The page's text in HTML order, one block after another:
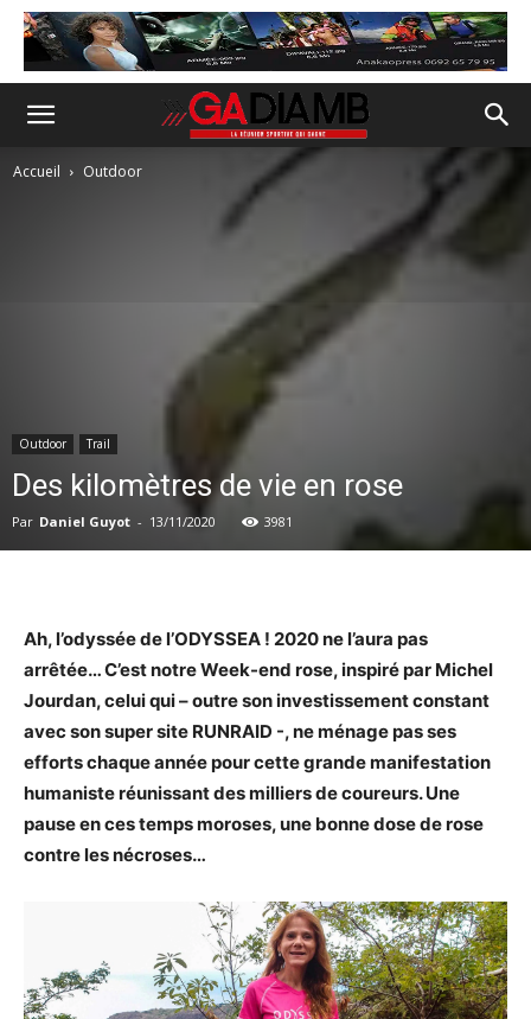
Accueil Outdoor
Outdoor Trail
Des kilomètres de vie en rose
Par Daniel Guyot - 13/11/2020 3981
Ah, l’odyssée de l’ODYSSEA ! 2020 ne l’aura pas
arrêtée… C’est notre Week-end rose, inspiré par Michel
Jourdan, celui qui – outre son investissement constant
avec son super site RUNRAID -, ne ménage pas ses
efforts chaque année pour cette grande manifestation
humaniste réunissant des milliers de coureurs. Une
pause en ces temps moroses, une bonne dose de rose
contre les nécroses…